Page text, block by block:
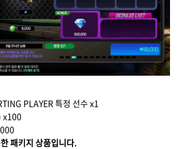
PLAYER 특정 선수 x1
x100
한 패키지 상품입니다.